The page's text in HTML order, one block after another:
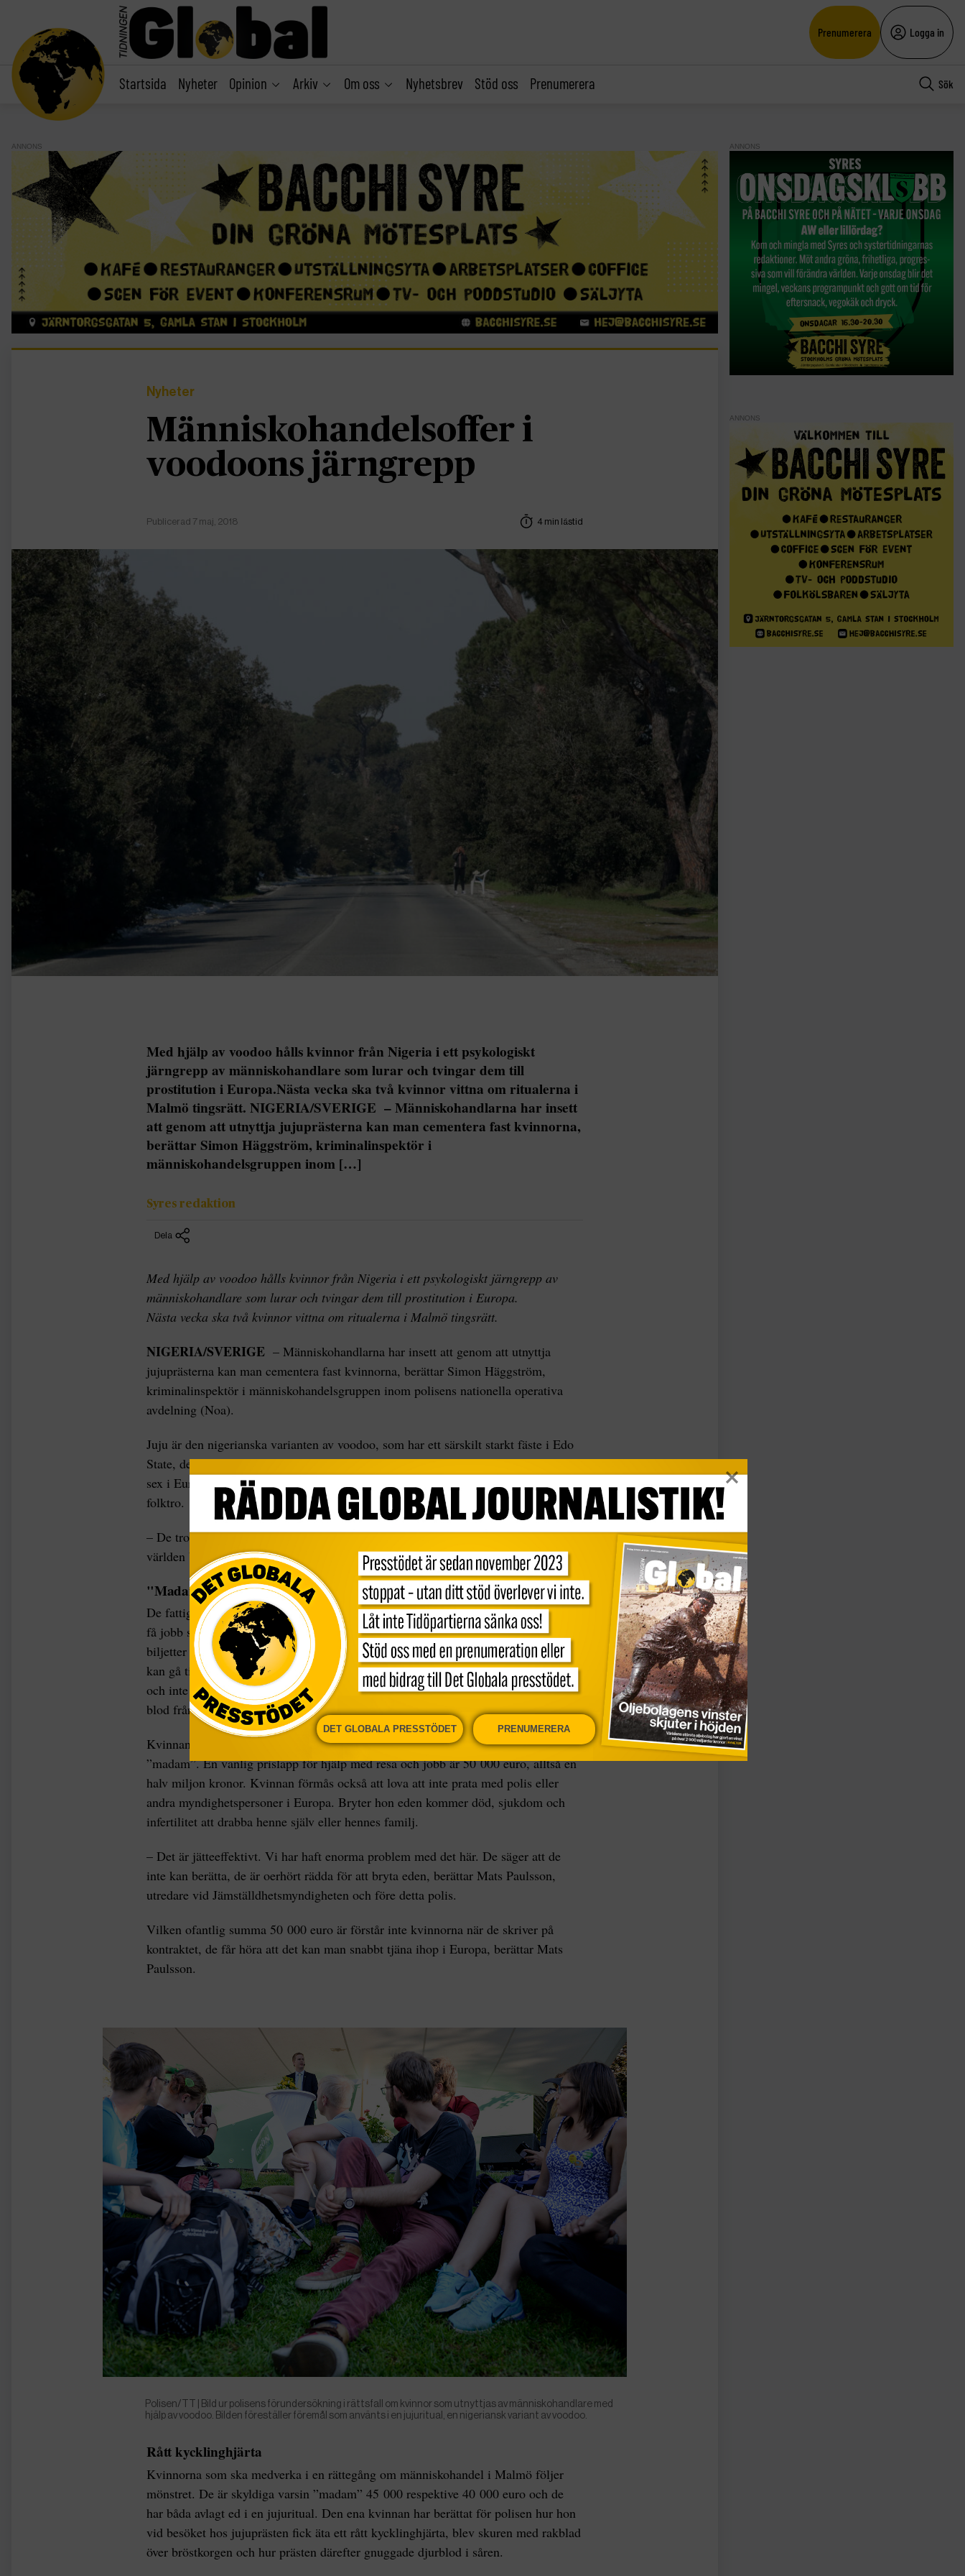
Prenumerera Logga in
Startsida Nyheter Opinion Arkiv Om oss Nyhetsbrev Stöd oss Prenumerera Sök
ANNONS
Nyheter
Människohandelsoffer i
voodoons järngrepp
Publicerad 7 maj, 2018 4 min lästid
Med hjälp av voodoo hålls kvinnor från Nigeria i ett psykologiskt
järngrepp av människohandlare som lurar och tvingar dem till
prostitution i Europa.Nästa vecka ska två kvinnor vittna om ritualerna i
Malmö tingsrätt. NIGERIA/SVERIGE – Människohandlarna har insett
att genom att utnyttja jujuprästerna kan man cementera fast kvinnorna,
berättar Simon Häggström, kriminalinspektör i
människohandelsgruppen inom […]
Syres redaktion
Dela
Med hjälp av voodoo hålls kvinnor från Nigeria i ett psykologiskt järngrepp av
människohandlare som lurar och tvingar dem till prostitution i Europa.
Nästa vecka ska två kvinnor vittna om ritualerna i Malmö tingsrätt.
NIGERIA/SVERIGE – Människohandlarna har insett att genom att utnyttja
jujuprästerna kan man cementera fast kvinnorna, berättar Simon Häggström,
kriminalinspektör i människohandelsgruppen inom polisens nationella operativa
avdelning (Noa).
Juju är den nigerianska varianten av voodoo, som har ett särskilt starkt fäste i Edo
State, den delstat i sydvästra Nigeria som i stort sett alla de nigerianskor som säljer
sex i Europa kommer ifrån. Simon Häggström beskriver juju som en djupt rotad
folktro.
– De tror verkligen på två parallella världar, en synlig och en osynlig. Den osynliga
världen består av goda och onda andar som kan påverka din vardag.
"Madam" ordnar resan
De fattiga, unga kvinnor som rekryteras för prostitution i Europa får höra att de ska
få jobb som servitriser, barnflickor eller frisörer. En ”madam” ordnar pass och
biljetter och före avresan tas kvinnan till en jujupräst för att avlägga en ed. Ritualen
kan gå till på olika sätt. Ofta får hon lämna ifrån sig mensblod, naglar eller hår –
och inte sällan sina trosor – till prästen som behåller detta i ett paket. Ofta blandas
blod från kvinnan med blod från till exempel en höna.
Kvinnan får avlägga en ed som innebär att hon måste betala tillbaka skulden till sin
”madam”. En vanlig prislapp för hjälp med resa och jobb är 50 000 euro, alltså en
halv miljon kronor. Kvinnan förmås också att lova att inte prata med polis eller
andra myndighetspersoner i Europa. Bryter hon eden kommer död, sjukdom och
infertilitet att drabba henne själv eller hennes familj.
– Det är jätteeffektivt. Vi har haft enorma problem med det här. De säger att de
inte kan berätta, de är oerhört rädda för att bryta eden, berättar Mats Paulsson,
utredare vid Jämställdhetsmyndigheten och före detta polis.
Vilken ofantlig summa 50 000 euro är förstår inte kvinnorna när de skriver på
kontraktet, de får höra att det kan man snabbt tjäna ihop i Europa, berättar Mats
Paulsson.
Polisen/TT | Bild ur polisens förundersökning i rättsfall om kvinnor som utnyttjas av människohandlare med
hjälp av voodoo. Bilden föreställer föremål som använts i en jujuritual, en nigeriansk variant av voodoo.
Rått kycklinghjärta
Kvinnorna som ska medverka i en rättegång om människohandel i Malmö följer
mönstret. De är skyldiga varsin ”madam” 45 000 respektive 40 000 euro och de
har båda avlagt ed i en jujuritual. Den ena kvinnan har berättat för polisen hur hon
vid besöket hos jujuprästen fick äta ett rått kycklinghjärta, blev skuren med rakblad
över bröstkorgen och hur prästen därefter gnuggade djurblod i såren.
ANNONS
ANNONS
DET GLOBALA PRESSTÖDET PRENUMERERA